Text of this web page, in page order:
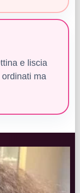
e liscia
ma